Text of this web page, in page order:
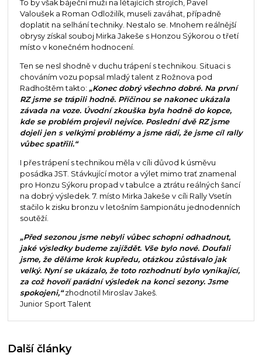
To by však báječní muži na létajících strojích, Pavel
Valoušek a Roman Odložilík, museli zaváhat, případně
doplatit na selhání techniky. Nestalo se. Mnohem reálnější
obrysy získal souboj Mirka Jakeše s Honzou Sýkorou o třetí
místo v konečném hodnocení.
Ten se nesl shodně v duchu trápení s technikou. Situaci s
chováním vozu popsal mladý talent z Rožnova pod
Radhoštěm takto: „Konec dobrý všechno dobré. Na první
RZ jsme se trápili hodně. Příčinou se nakonec ukázala
závada na voze. Úvodní zkouška byla hodně do kopce,
kde se problém projevil nejvíce. Poslední dvě RZ jsme
dojeli jen s velkými problémy a jsme rádi, že jsme cíl rally
vůbec spatřili.“
I přes trápení s technikou měla v cíli důvod k úsměvu
posádka JST. Stávkující motor a výlet mimo trať znamenal
pro Honzu Sýkoru propad v tabulce a ztrátu reálných šancí
na dobrý výsledek. 7. místo Mirka Jakeše v cíli Rally Vsetín
stačilo k zisku bronzu v letošním šampionátu jednodenních
soutěží.
„Před sezonou jsme nebyli vůbec schopni odhadnout,
jaké výsledky budeme zajíždět. Vše bylo nové. Doufali
jsme, že děláme krok kupředu, otázkou zůstávalo jak
velký. Nyní se ukázalo, že toto rozhodnutí bylo vynikající,
za což hovoří parádní výsledek na konci sezony. Jsme
spokojeni,“zhodnotil Miroslav Jakeš.
Junior Sport Talent
Další články